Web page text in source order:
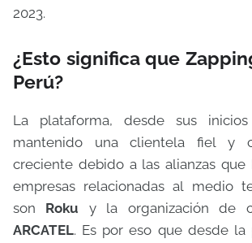
2023.
¿Esto significa que
Perú?
La plataforma, desde sus
mantenido una clientela fiel y
creciente debido a las alianzas que
empresas relacionadas al medio
son Roku y la organización de
ARCATEL. Es por eso que desde la